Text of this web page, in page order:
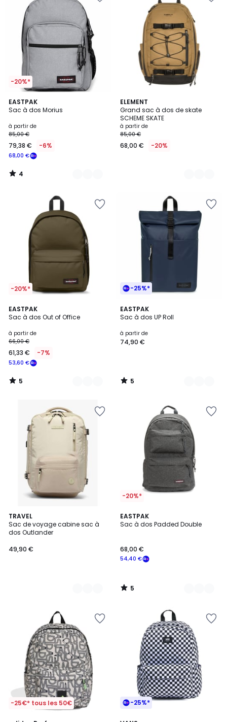
-20%*
EASTPAK
Sac à dos Morius
à partir de
68,00 €
85,00 €
79,38 € -6%
4
/
7
Couleurs
4
/
ELEMENT
Grand sac à dos de skate
SCHEME SKATE
à partir de
85,00 €
68,00 € -20%
5
Couleurs
-20%*
EASTPAK
Sac à dos Out of Office
à partir de
53,60 €
66,00 €
61,33 € -7%
5
/
5
Couleurs
5
/
-25%*
EASTPAK
Sac à dos UP Roll
à partir de
74,90 €
5
/
3
Couleurs
5
/
TRAVEL
Sac de voyage cabine sac à
dos Outlander
49,90 €
7
Couleurs
-20%*
EASTPAK
Sac à dos Padded Double
54,40 €
68,00 €
5
/
4
Couleurs
5
/
-25€* tous les 50€ -25%*